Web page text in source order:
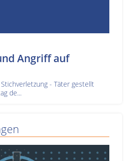
Angriff auf
- Täter gestellt
de...